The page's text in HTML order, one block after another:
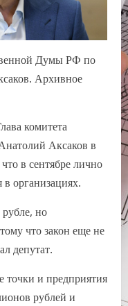
Думы РФ по
Архивное
комитета
Аксаков в
в сентябре лично
организациях.
но
что закон еще не
депутат.
точки и предприятия
рублей и